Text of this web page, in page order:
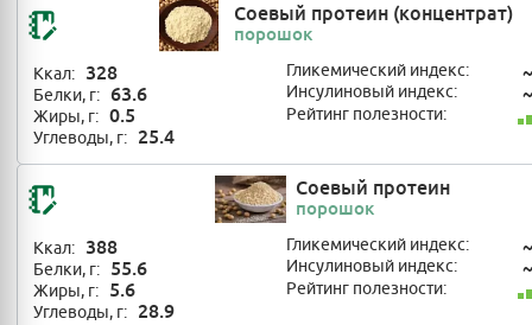
Соевый протеин (концентрат)
порошок
Ккал: 328
Белки, г: 63.6
Жиры, г: 0.5
Углеводы, г: 25.4
Гликемический индекс: ~
Инсулиновый индекс: ~
Рейтинг полезности:
Соевый протеин
порошок
Ккал: 388
Белки, г: 55.6
Жиры, г: 5.6
Углеводы, г: 28.9
Гликемический индекс: ~
Инсулиновый индекс: ~
Рейтинг полезности: